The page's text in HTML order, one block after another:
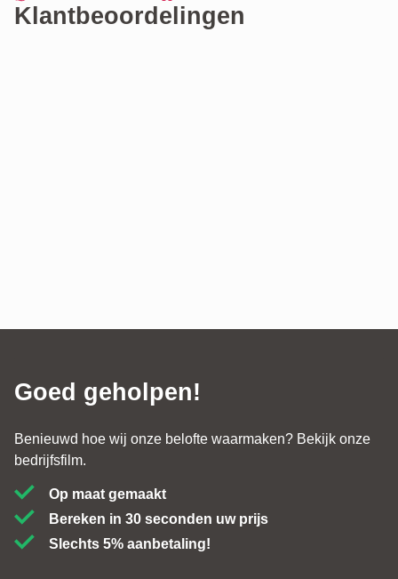
Klantbeoordelingen
Goed geholpen!
Benieuwd hoe wij onze belofte waarmaken? Bekijk onze
bedrijfsfilm.
Op maat gemaakt
Bereken in 30 seconden uw prijs
Slechts 5% aanbetaling!